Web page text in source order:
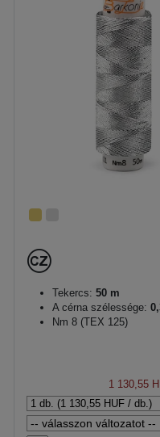
Tekercs: 50 m
A cérna szélessége:
Nm 8 (TEX 125)
1 130,55